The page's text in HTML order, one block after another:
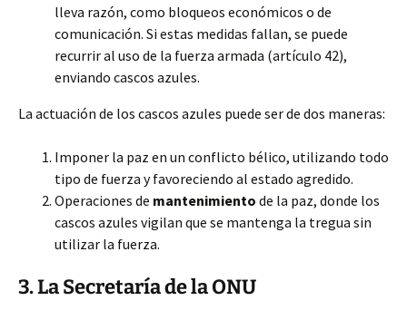
lleva razón, como bloqueos económicos o de
comunicación. Si estas medidas fallan, se puede
recurrir al uso de la fuerza armada (artículo 42),
enviando cascos azules.
La actuación de los cascos azules puede ser de dos maneras:
Imponer la paz en un conflicto bélico, utilizando todo
tipo de fuerza y favoreciendo al estado agredido.
Operaciones de mantenimiento de la paz, donde los
cascos azules vigilan que se mantenga la tregua sin
utilizar la fuerza.
3. La Secretaría de la ONU